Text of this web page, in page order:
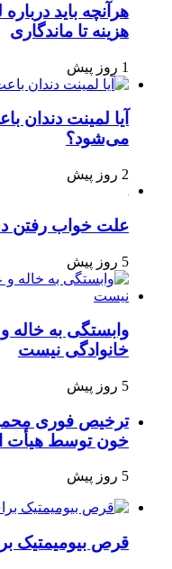
هرآنچه باید
هزینه تا ماندگاری
1 روز پیش
آیا لمینت دندان
می‌شود؟
2 روز پیش
علت خواب
5 روز پیش
وابستگی به
خانوادگی نیست
5 روز پیش
ترخیص فوری
خون توسط هیأت
5 روز پیش
قرص بیومیمتیک